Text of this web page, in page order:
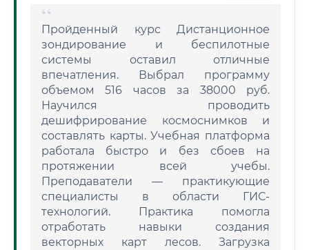
Пройденный курс Дистанционное
зондирование и беспилотные
системы оставил отличные
впечатления. Выбрал программу
объемом 516 часов за 38000 руб.
Научился проводить
дешифрирование космоснимков и
составлять карты. Учебная платформа
работала быстро и без сбоев на
протяжении всей учебы.
Преподаватели — практикующие
специалисты в области ГИС-
технологий. Практика помогла
отработать навыки создания
векторных карт лесов. Загрузка